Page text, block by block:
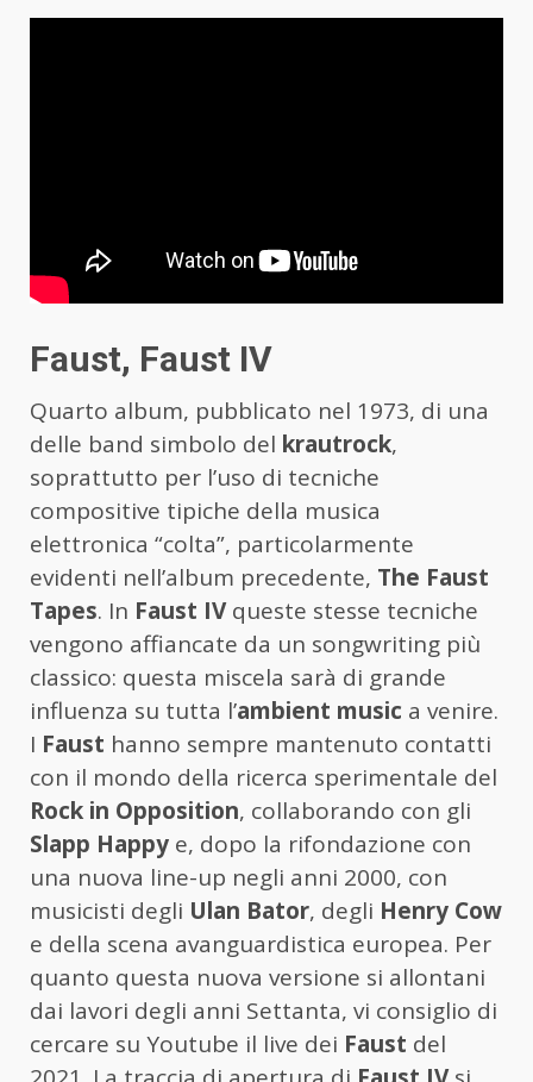
Faust, Faust IV
Quarto album, pubblicato nel 1973, di una
delle band simbolo del krautrock,
soprattutto per l’uso di tecniche
compositive tipiche della musica
elettronica “colta”, particolarmente
evidenti nell’album precedente, The Faust
Tapes. In Faust IVqueste stesse tecniche
vengono affiancate da un songwriting più
classico: questa miscela sarà di grande
influenza su tutta l’ambient music a venire.
I Faust hanno sempre mantenuto contatti
con il mondo della ricerca sperimentale del
Rock in Opposition, collaborando con gli
Slapp Happy e, dopo la rifondazione con
una nuova line-up negli anni 2000, con
musicisti degli Ulan Bator, degli Henry Cow
e della scena avanguardistica europea. Per
quanto questa nuova versione si allontani
dai lavori degli anni Settanta, vi consiglio di
cercare su Youtube il live dei Faust del